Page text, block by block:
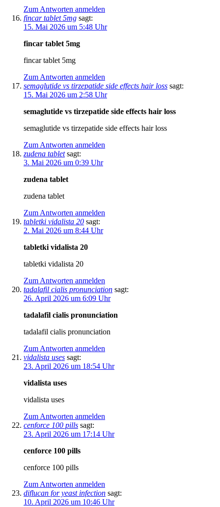
Zum Antworten anmelden
fincar tablet 5mg sagt:
15. Mai 2026 um 5:48 Uhr
fincar tablet 5mg
fincar tablet 5mg
Zum Antworten anmelden
semaglutide vs tirzepatide side effects hair loss sagt:
15. Mai 2026 um 2:58 Uhr
semaglutide vs tirzepatide side effects hair loss
semaglutide vs tirzepatide side effects hair loss
Zum Antworten anmelden
zudena tablet sagt:
3. Mai 2026 um 0:39 Uhr
zudena tablet
zudena tablet
Zum Antworten anmelden
tabletki vidalista 20 sagt:
2. Mai 2026 um 8:44 Uhr
tabletki vidalista 20
tabletki vidalista 20
Zum Antworten anmelden
tadalafil cialis pronunciation sagt:
26. April 2026 um 6:09 Uhr
tadalafil cialis pronunciation
tadalafil cialis pronunciation
Zum Antworten anmelden
vidalista uses sagt:
23. April 2026 um 18:54 Uhr
vidalista uses
vidalista uses
Zum Antworten anmelden
cenforce 100 pills sagt:
23. April 2026 um 17:14 Uhr
cenforce 100 pills
cenforce 100 pills
Zum Antworten anmelden
diflucan for yeast infection sagt:
10. April 2026 um 10:46 Uhr